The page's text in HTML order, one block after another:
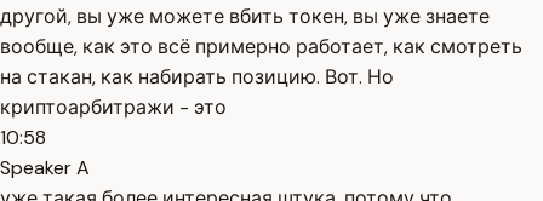
другой, вы уже можете вбить токен, вы уже знаете
вообще, как это всё примерно работает, как смотреть
на стакан, как набирать позицию. Вот. Но
криптоарбитражи - это
10:58
Speaker A